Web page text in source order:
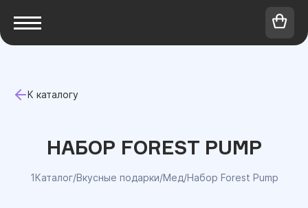
К каталогу
НАБОР FOREST PUMP
1Каталог/Вкусные подарки/Мед/Набор Forest Pump